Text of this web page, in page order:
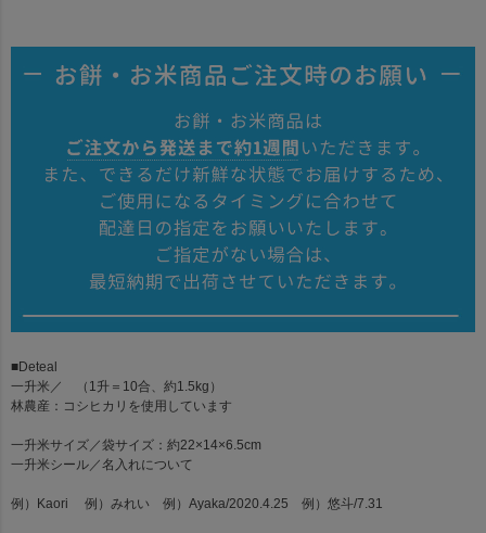
■Deteal
一升米 ／ （1升＝10合、約1.5kg）
林農産：コシヒカリを使用しています
一升米サイズ／袋サイズ：約22×14×6.5cm
一升米シール／名入れについて
例）Kaori 例）みれい 例）Ayaka/2020.4.25 例）悠斗/7.31